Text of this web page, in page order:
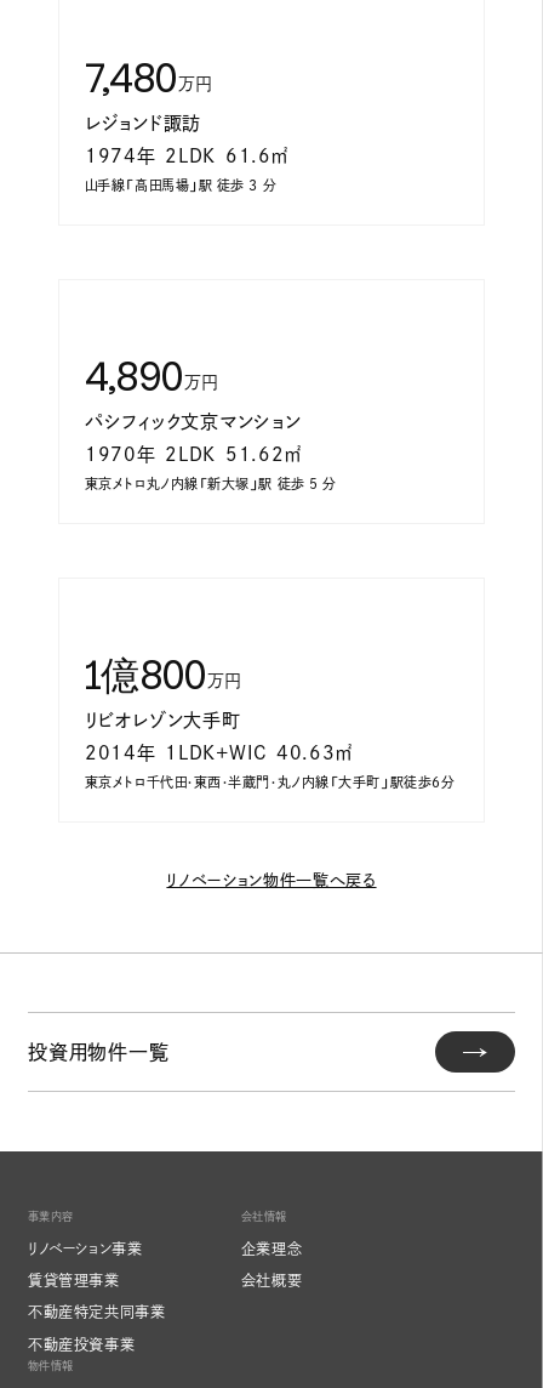
7,480万円
レジョンド諏訪
1974年 2LDK 61.6㎡
山手線「高田馬場」駅 徒歩 3 分
4,890万円
パシフィック文京マンション
1970年 2LDK 51.62㎡
東京メトロ丸ノ内線「新大塚」駅 徒歩 5 分
1億800万円
リビオレゾン大手町
2014年
1LDK+WIC 40.63㎡
東京メトロ千代田・東西・半蔵門・丸ノ内線「大手町」駅徒歩6分
リノベーション物件一覧へ戻る
投資用物件一覧
事業内容
リノベーション事業
賃貸管理事業
不動産特定共同事業
不動産投資事業
会社情報
企業理念
会社概要
物件情報